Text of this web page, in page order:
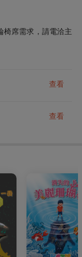
椅席需求，請電洽主
查看
查看